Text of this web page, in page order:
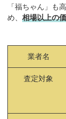
「福ちゃん」も
め、 相場以上の
業者名
査定対象